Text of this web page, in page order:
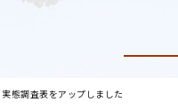
実態調査表をアップしました